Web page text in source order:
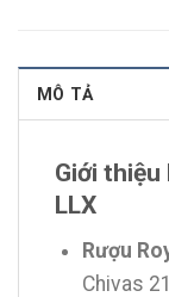
MÔ TẢ
Giới thiệu
LLX
Rượu
Chivas